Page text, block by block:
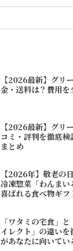
【2026最新】グリ
金・送料は？費用
【2026最新】グリ
コミ・評判を徹底
まとめ
【2026年】敬老の
冷凍惣菜「わんま
喜ばれる食べ物ギフ
「ワタミの宅食」
イレクト」の違い
があなたに向いてい